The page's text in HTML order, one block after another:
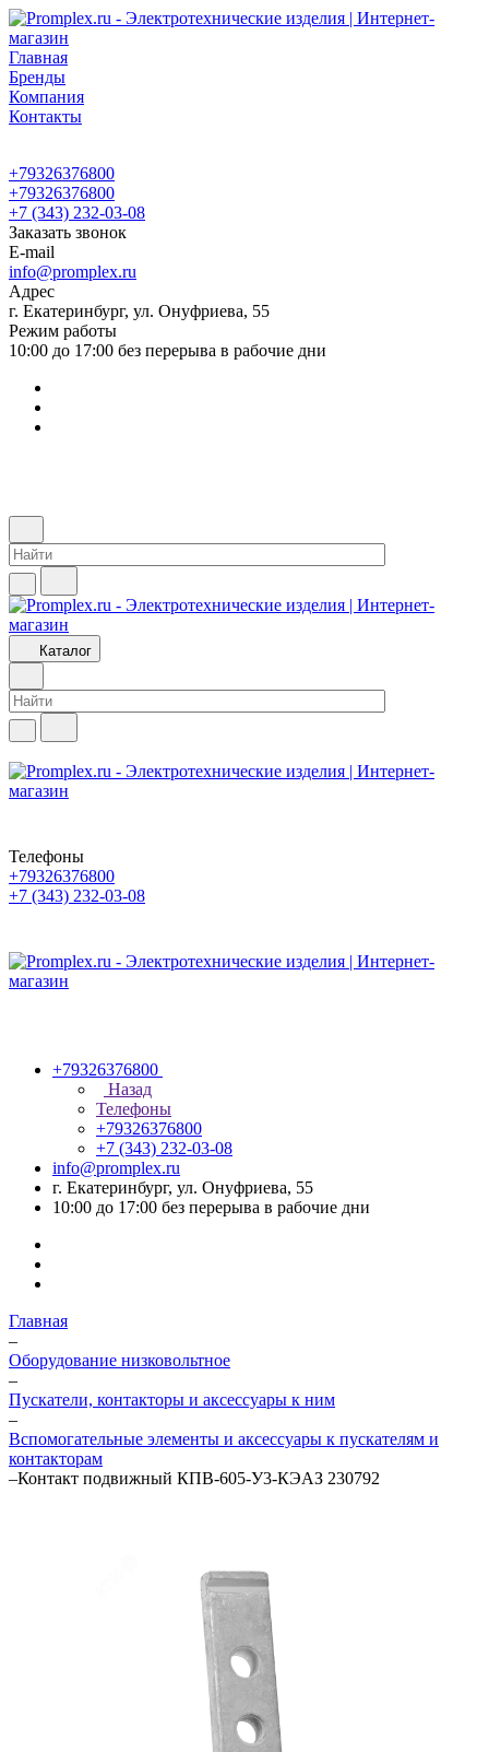
Главная
Бренды
Компания
Контакты
+79326376800
+79326376800
+7 (343) 232-03-08
Заказать звонок
E-mail
info@promplex.ru
Адрес
г. Екатеринбург, ул. Онуфриева, 55
Режим работы
10:00 до 17:00 без перерыва в рабочие дни
Каталог
Телефоны
+79326376800
+7 (343) 232-03-08
+79326376800
Назад
Телефоны
+79326376800
+7 (343) 232-03-08
info@promplex.ru
г. Екатеринбург, ул. Онуфриева, 55
10:00 до 17:00 без перерыва в рабочие дни
Главная
–
Оборудование низковольтное
–
Пускатели, контакторы и аксессуары к ним
–
Вспомогательные элементы и аксессуары к пускателям и
контакторам
–Контакт подвижный КПВ-605-У3-КЭАЗ 230792